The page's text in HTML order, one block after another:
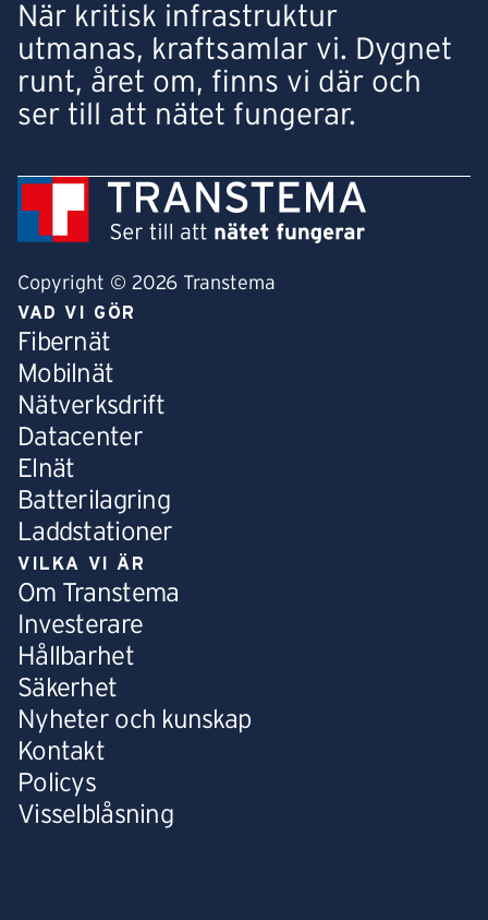
När kritisk infrastruktur
utmanas, kraftsamlar vi. Dygnet
runt, året om, finns vi där och
ser till att nätet fungerar.
Copyright © 2026 Transtema
VAD VI GÖR
Fibernät
Mobilnät
Nätverksdrift
Datacenter
Elnät
Batterilagring
Laddstationer
VILKA VI ÄR
Om Transtema
Investerare
Hållbarhet
Säkerhet
Nyheter och kunskap
Kontakt
Policys
Visselblåsning